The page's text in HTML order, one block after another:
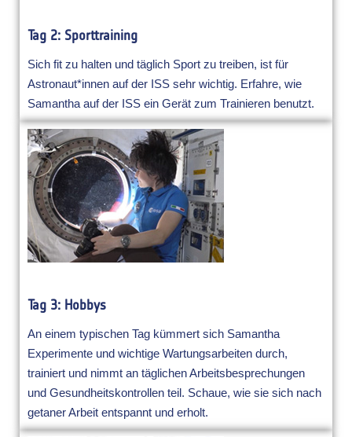
Tag 2: Sporttraining
Sich fit zu halten und täglich Sport zu treiben, ist für
Astronaut*innen auf der ISS sehr wichtig. Erfahre, wie
Samantha auf der ISS ein Gerät zum Trainieren benutzt.
Tag 3: Hobbys
An einem typischen Tag kümmert sich Samantha
Experimente und wichtige Wartungsarbeiten durch,
trainiert und nimmt an täglichen Arbeitsbesprechungen
und Gesundheitskontrollen teil. Schaue, wie sie sich nach
getaner Arbeit entspannt und erholt.